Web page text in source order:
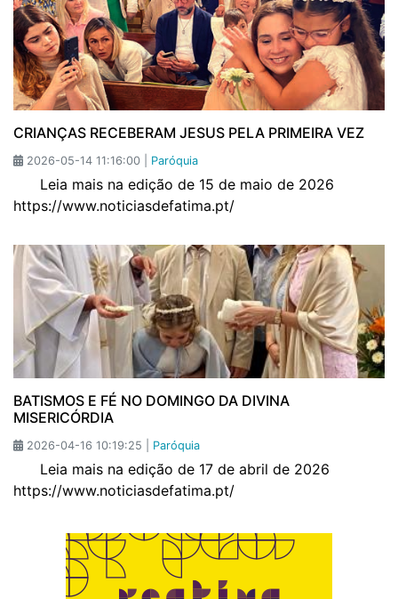
CRIANÇAS RECEBERAM JESUS PELA PRIMEIRA VEZ
2026-05-14 11:16:00 | Paróquia
Leia mais na edição de 15 de maio de 2026
https://www.noticiasdefatima.pt/
BATISMOS E FÉ NO DOMINGO DA DIVINA
MISERICÓRDIA
2026-04-16 10:19:25 | Paróquia
Leia mais na edição de 17 de abril de 2026
https://www.noticiasdefatima.pt/